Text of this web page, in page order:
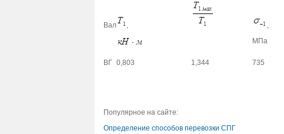
Вал ,
,
МПа
ВГ 0,803 1,344 735
Популярное на сайте:
Определение способов перевозки СПГ